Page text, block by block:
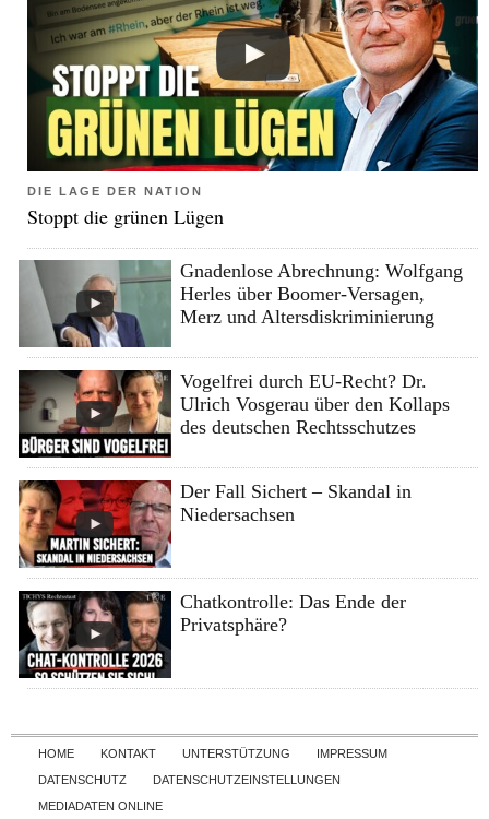
DIE LAGE DER NATION
Stoppt die grünen Lügen
Gnadenlose Abrechnung: Wolfgang
Herles über Boomer-Versagen,
Merz und Altersdiskriminierung
Vogelfrei durch EU-Recht? Dr.
Ulrich Vosgerau über den Kollaps
des deutschen Rechtsschutzes
Der Fall Sichert – Skandal in
Niedersachsen
Chatkontrolle: Das Ende der
Privatsphäre?
Skip to content
HOME KONTAKT UNTERSTÜTZUNG
IMPRESSUM
DATENSCHUTZ
DATENSCHUTZEINSTELLUNGEN
MEDIADATEN ONLINE